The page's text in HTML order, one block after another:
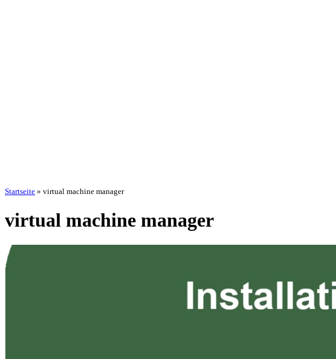
Startseite » virtual machine manager
virtual machine manager